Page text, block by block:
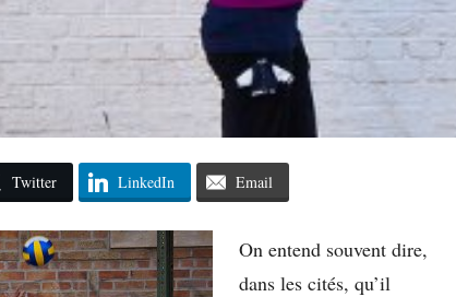
Twitter LinkedIn Email
On entend souvent dire,
dans les cités, qu’il